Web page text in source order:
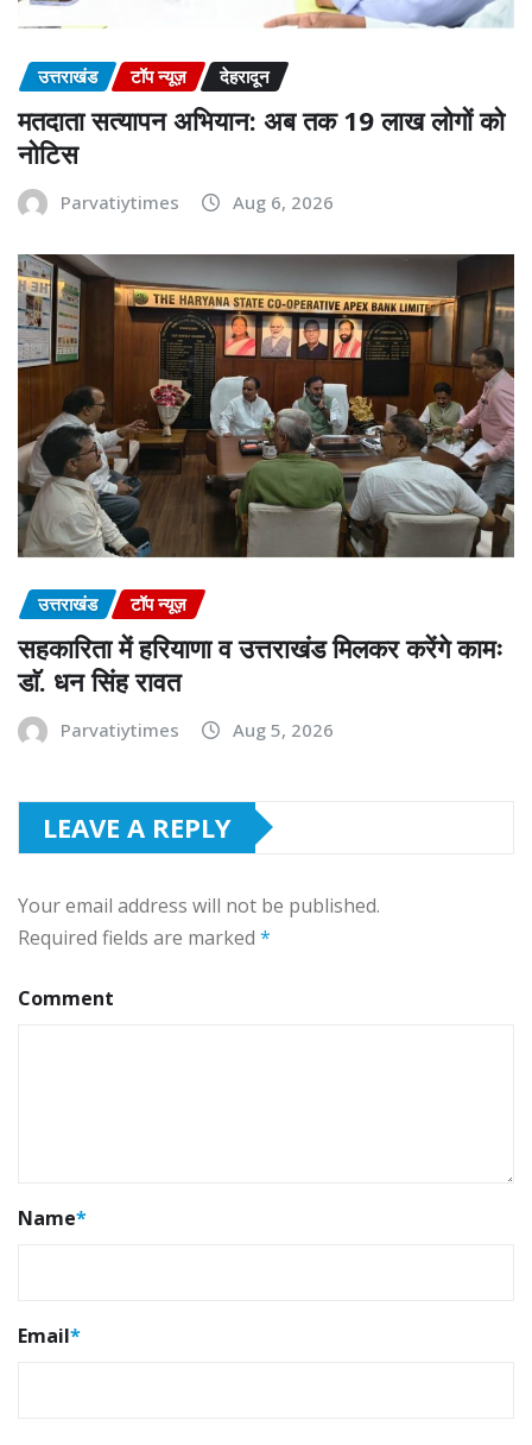
उत्तराखंड टॉप न्यूज़ देहरादून
मतदाता सत्यापन अभियान: अब तक 19 लाख लोगों को
नोटिस
Parvatiytimes Aug 6, 2026
उत्तराखंड टॉप न्यूज़
सहकारिता में हरियाणा व उत्तराखंड मिलकर करेंगे कामः
डाॅ. धन सिंह रावत
Parvatiytimes Aug 5, 2026
LEAVE A REPLY
Your email address will not be published.
Required fields are marked *
Comment
Name*
Email*